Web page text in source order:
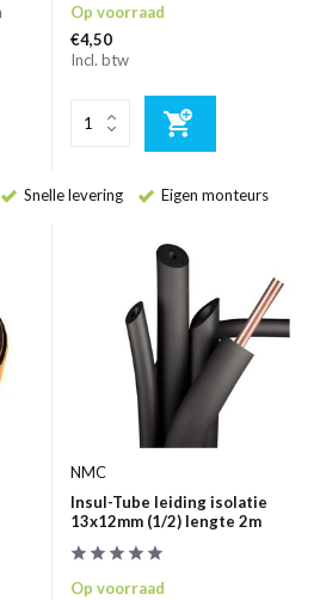
Op voorraad
€4,50
Incl. btw
Snelle levering Eigen monteurs
NMC
Insul-Tube leiding isolatie
13x12mm (1/2) lengte 2m
Op voorraad